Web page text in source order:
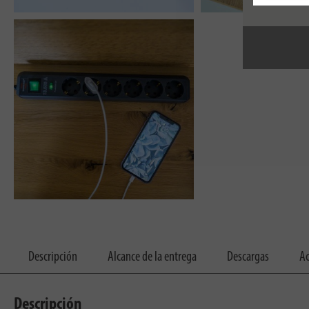
Descripción Alcance de la entrega Descargas
Descripción